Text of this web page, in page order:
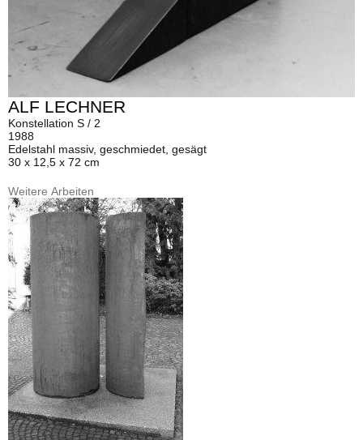
ALF LECHNER
Konstellation S / 2
1988
Edelstahl massiv, geschmiedet, gesägt
30 x 12,5 x 72 cm
Weitere Arbeiten